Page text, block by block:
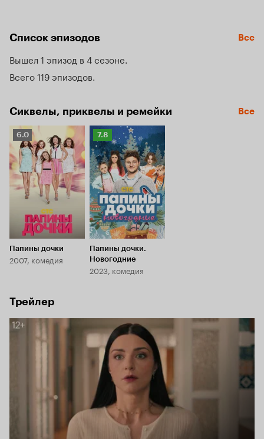
неунывающее семейство Васнецовых.
Список эпизодов Все
Вышел 1 эпизод в 4 сезоне
Всего 119 эпизодов
Сиквелы, приквелы и ремейки Все
Рейтинг
Кинопоиска
6.0
6.0
Папины дочки
2007, комедия
Рейтинг
Кинопоиска
7.8
7.8
Папины дочки.
Новогодние
2023, комедия
Трейлер